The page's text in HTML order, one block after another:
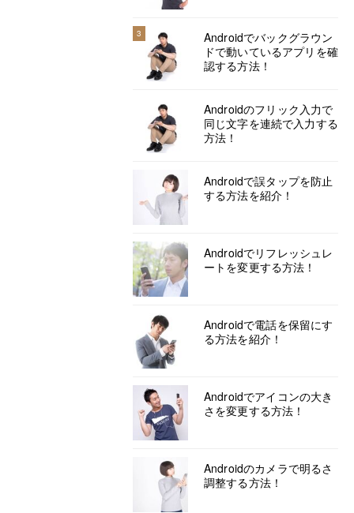
3
Androidでバックグラウン
ドで動いているアプリを確
認する方法！
Androidのフリック入力で
同じ文字を連続で入力する
方法！
Androidで誤タップを防止
する方法を紹介！
Androidでリフレッシュレ
ートを変更する方法！
Androidで電話を保留にす
る方法を紹介！
Androidでアイコンの大き
さを変更する方法！
Androidのカメラで明るさ
調整する方法！